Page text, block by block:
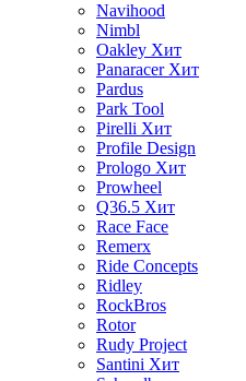
Navihood
Nimbl
Oakley Хит
Panaracer Хит
Pardus
Park Tool
Pirelli Хит
Profile Design
Prologo Хит
Prowheel
Q36.5 Хит
Race Face
Remerx
Ride Concepts
Ridley
RockBros
Rotor
Rudy Project
Santini Хит